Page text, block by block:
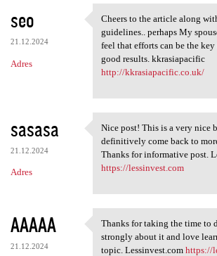
seo
21.12.2024
Adres
Cheers to the article
Cheers to the article along
guidelines.. perhaps My
feel that efforts can be the
good results. kkrasiapacific
http://kkrasiapacific.co.uk/
sasasa
21.12.2024
Adres
Nice post! This is a very
Nice post! This is a very nice
definitively come back to
Thanks for informative post.
https://lessinvest.com
AAAAA
21.12.2024
Thanks for taking the
Thanks for taking the time to
strongly about it and love
topic. Lessinvest.com https://